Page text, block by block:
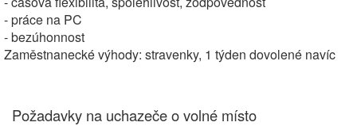
- práce na PC
- bezúhonnost
Zaměstnanecké výhody: stravenky, 1 týden dovolené navíc
Požadavky na uchazeče o volné místo